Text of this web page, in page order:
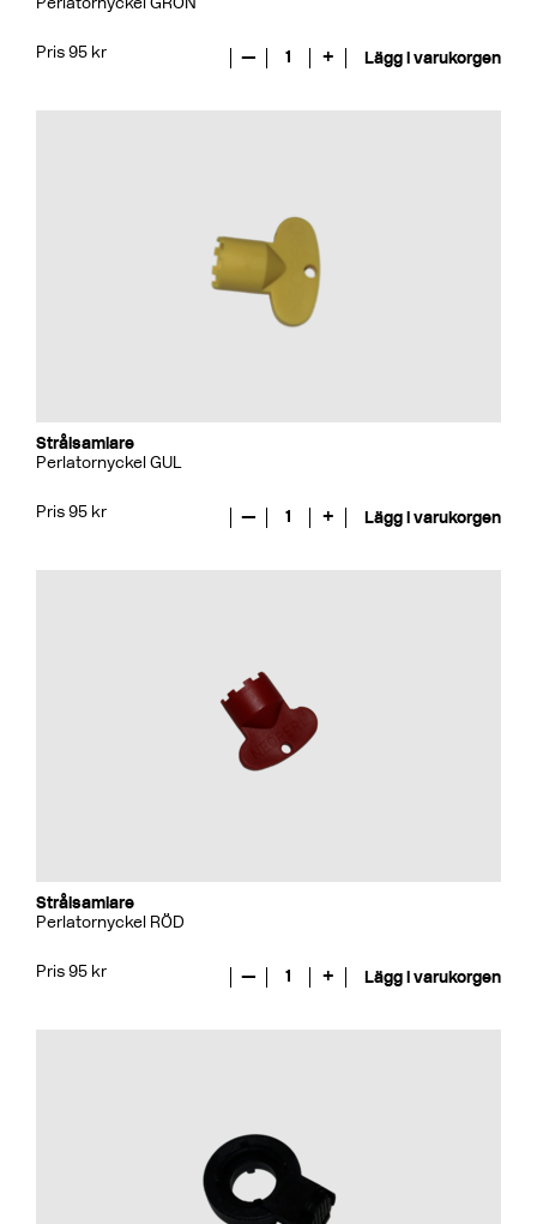
Pris 95 kr — 1 + Lägg i varukorgen
Strålsamlare
Perlatornyckel GUL
Pris 95 kr — 1 + Lägg i varukorgen
Strålsamlare
Perlatornyckel RÖD
Pris 95 kr — 1 + Lägg i varukorgen